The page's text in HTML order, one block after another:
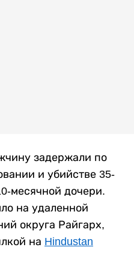
задержали по
и убийстве 35-
месячной дочери.
на удаленной
округа Райгарх,
на Hindustan